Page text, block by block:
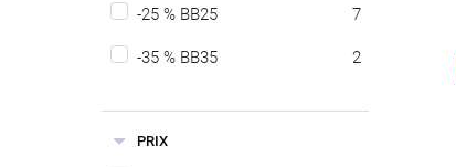
-25 % BB25 7
-35 % BB35 2
PRIX